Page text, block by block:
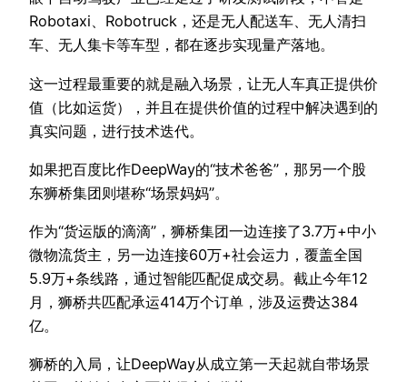
Robotaxi、Robotruck，还是无人配送车、无人清扫
车、无人集卡等车型，都在逐步实现量产落地。
这一过程最重要的就是融入场景，让无人车真正提供价
值（比如运货），并且在提供价值的过程中解决遇到的
真实问题，进行技术迭代。
如果把百度比作DeepWay的“技术爸爸”，那另一个股
东狮桥集团则堪称“场景妈妈”。
作为“货运版的滴滴”，狮桥集团一边连接了3.7万+中小
微物流货主，另一边连接60万+社会运力，覆盖全国
5.9万+条线路，通过智能匹配促成交易。截止今年12
月，狮桥共匹配承运414万个订单，涉及运费达384
亿。
狮桥的入局，让DeepWay从成立第一天起就自带场景